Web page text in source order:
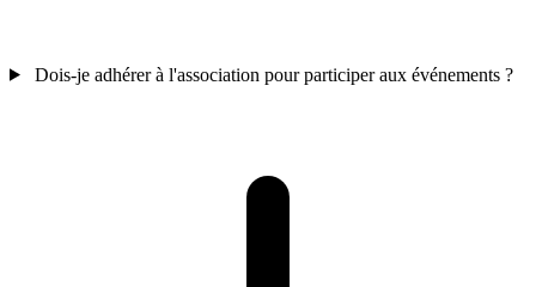
Dois-je adhérer à l'association pour participer aux événements ?